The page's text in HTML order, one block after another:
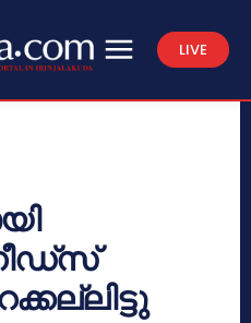
LIVE